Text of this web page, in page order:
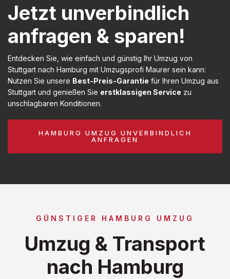
Jetzt unverbindlich
anfragen & sparen!
Entdecken Sie, wie einfach und günstig Ihr Umzug von
Stuttgart nach Hamburg mit Umzugsprofi Maurer sein kann:
Nutzen Sie unsere Best-Preis-Garantie für Ihren Umzug aus
Stuttgart und genießen Sie erstklassigen Service zu
unschlagbaren Konditionen.
HAMBURG UMZUG UNVERBINDLICH
ANFRAGEN
GÜNSTIGER HAMBURG UMZUG
Umzug & Transport
nach Hamburg